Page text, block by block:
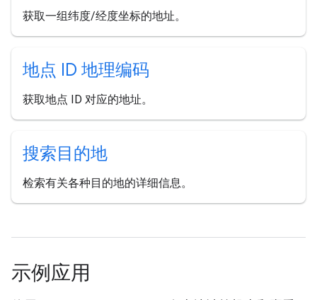
获取一组纬度/经度坐标的地址。
地点 ID 地理编码
获取地点 ID 对应的地址。
搜索目的地
检索有关各种目的地的详细信息。
示例应用